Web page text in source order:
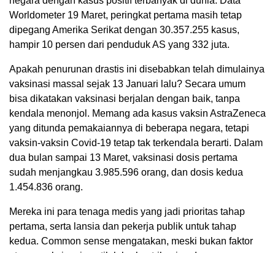
Worldometer 19 Maret, peringkat pertama masih tetap
dipegang Amerika Serikat dengan 30.357.255 kasus,
hampir 10 persen dari penduduk AS yang 332 juta.
Apakah penurunan drastis ini disebabkan telah dimulainya
vaksinasi massal sejak 13 Januari lalu? Secara umum
bisa dikatakan vaksinasi berjalan dengan baik, tanpa
kendala menonjol. Memang ada kasus vaksin AstraZeneca
yang ditunda pemakaiannya di beberapa negara, tetapi
vaksin-vaksin Covid-19 tetap tak terkendala berarti. Dalam
dua bulan sampai 13 Maret, vaksinasi dosis pertama
sudah menjangkau 3.985.596 orang, dan dosis kedua
1.454.836 orang.
Mereka ini para tenaga medis yang jadi prioritas tahap
pertama, serta lansia dan pekerja publik untuk tahap
kedua. Common sense mengatakan, meski bukan faktor